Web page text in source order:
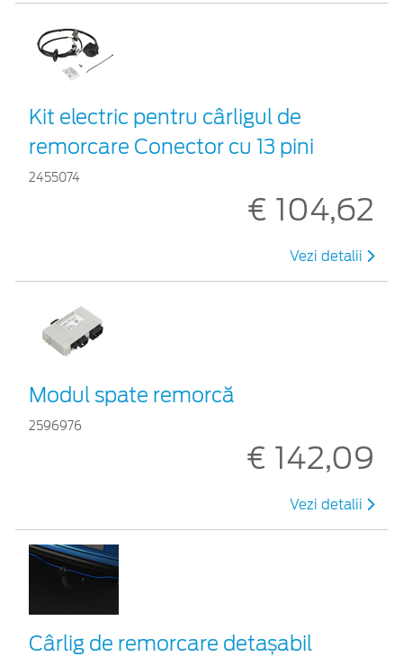
Kit electric pentru cârligul de
remorcare Conector cu 13 pini
2455074
€ 104,62
Vezi detalii
Modul spate remorcă
2596976
€ 142,09
Vezi detalii
Cârlig de remorcare detașabil